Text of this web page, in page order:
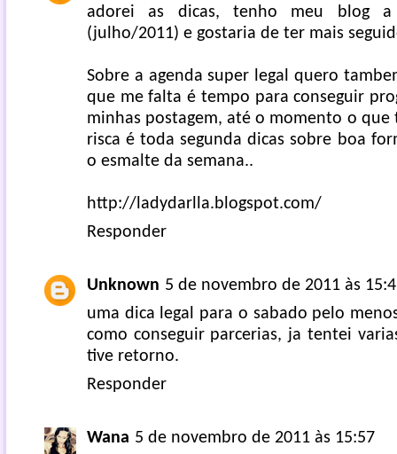
adorei as dicas, tenho meu blog a
(julho/2011) e gostaria de ter mais
Sobre a agenda super legal quero
que me falta é tempo para conseguir
minhas postagem, até o momento o que
risca é toda segunda dicas sobre boa
o esmalte da semana..
http://ladydarlla.blogspot.com/
Responder
Unknown 5 de novembro de 2011 às
uma dica legal para o sabado pelo
como conseguir parcerias, ja tentei
tive retorno.
Responder
Wana 5 de novembro de 2011 às 15:57